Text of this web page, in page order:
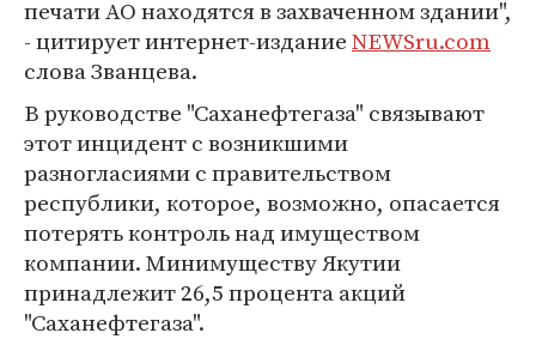
печати АО находятся в захваченном здании",
- цитирует интернет-изданиеNEWSru.com
слова Званцева.
В руководстве "Саханефтегаза" связывают
этот инцидент с возникшими
разногласиями с правительством
республики, которое, возможно, опасается
потерять контроль над имуществом
компании. Минимуществу Якутии
принадлежит 26,5 процента акций
"Саханефтегаза".